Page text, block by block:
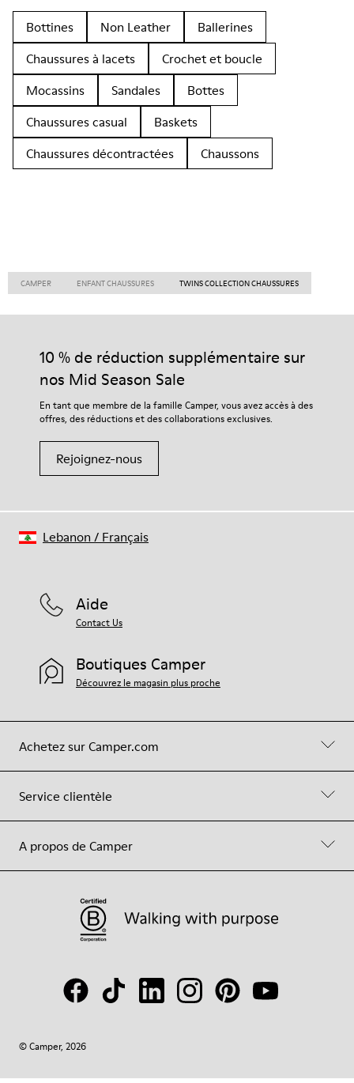
Bottines Non Leather
Ballerines
Chaussures à lacets
Crochet et boucle
Mocassins
Sandales
Bottes
Chaussures casual
Baskets
Chaussures décontractées
Chaussons
CAMPER ENFANT CHAUSSURES TWINS COLLECTION CHAUSSURES
10 % de réduction supplémentaire sur
nos Mid Season Sale
En tant que membre de la famille Camper, vous avez accès à des
offres, des réductions et des collaborations exclusives.
Rejoignez-nous
Achetez sur Camper.com
Service clientèle
A propos de Camper
Aide
Contact Us
Boutiques Camper
Découvrez le magasin plus proche
© Camper, 2026
Lebanon / Français